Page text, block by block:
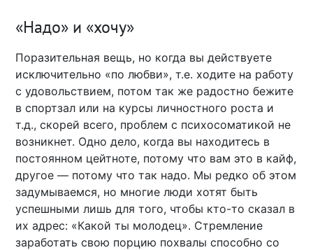
«Надо» и «хочу»
Поразительная вещь, но когда вы действуете
исключительно «по любви», т.е. ходите на работу
с удовольствием, потом так же радостно бежите
в спортзал или на курсы личностного роста и
т.д., скорей всего, проблем с психосоматикой не
возникнет. Одно дело, когда вы находитесь в
постоянном цейтноте, потому что вам это в кайф,
другое — потому что так надо. Мы редко об этом
задумываемся, но многие люди хотят быть
успешными лишь для того, чтобы кто-то сказал в
их адрес: «Какой ты молодец». Стремление
заработать свою порцию похвалы способно со